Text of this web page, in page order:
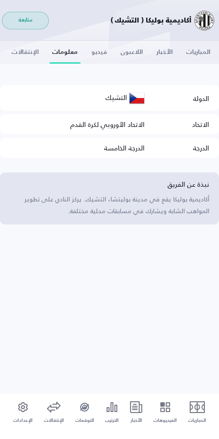
أكاديمية بوليكا ( التشيك ) متابعة
المباريات الأخبار اللاعبون فيديو معلومات الإنتقالات
الدولة التشيك
الاتحاد
الاتحاد الأوروبي لكرة القدم
الدرجة
الدرجة الخامسة
نبذة عن الفريق
أكاديمية بوليكا يقع في مدينة بوليتشا، التشيك. يركز النادي على تطوير
المواهب الشابة ويشارك في مسابقات محلية مختلفة.
المباريات الفيديوهات الأخبار الترتيب التوقعات الإنتقالات الإعدادات